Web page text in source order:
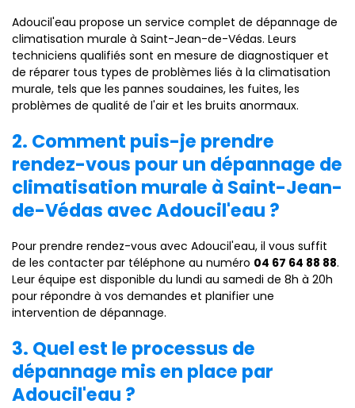
Adoucil'eau propose un service complet de dépannage de
climatisation murale à Saint-Jean-de-Védas. Leurs
techniciens qualifiés sont en mesure de diagnostiquer et
de réparer tous types de problèmes liés à la climatisation
murale, tels que les pannes soudaines, les fuites, les
problèmes de qualité de l'air et les bruits anormaux.
2. Comment puis-je prendre
rendez-vous pour un dépannage de
climatisation murale à Saint-Jean-
de-Védas avec Adoucil'eau ?
Pour prendre rendez-vous avec Adoucil'eau, il vous suffit
de les contacter par téléphone au numéro 04 67 64 88 88.
Leur équipe est disponible du lundi au samedi de 8h à 20h
pour répondre à vos demandes et planifier une
intervention de dépannage.
3. Quel est le processus de
dépannage mis en place par
Adoucil'eau ?